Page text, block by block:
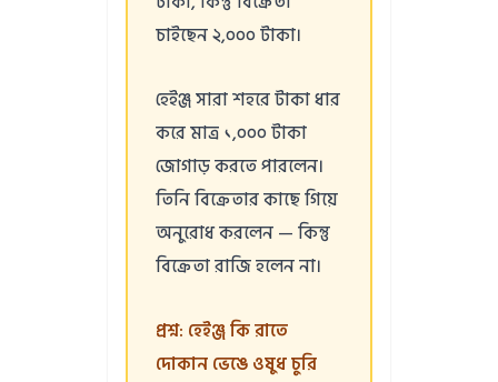
চাইছেন ২,০০০ টাকা।
হেইঞ্জ সারা শহরে টাকা ধার
করে মাত্র ১,০০০ টাকা
জোগাড় করতে পারলেন।
তিনি বিক্রেতার কাছে গিয়ে
অনুরোধ করলেন — কিন্তু
বিক্রেতা রাজি হলেন না।
প্রশ্ন: হেইঞ্জ কি রাতে
দোকান ভেঙে ওষুধ চুরি